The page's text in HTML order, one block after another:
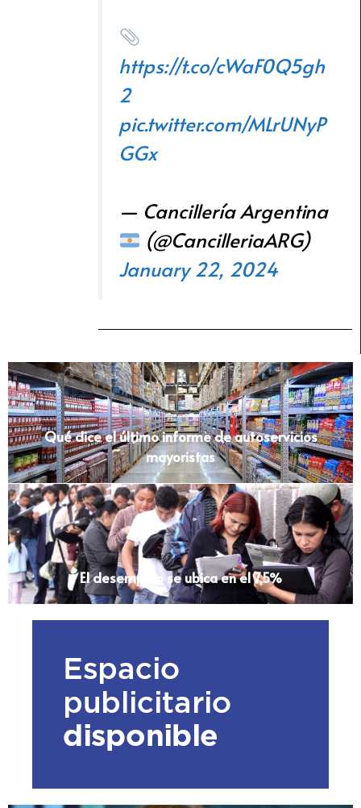
https://t.co/cWaF0Q5gh
2
pic.twitter.com/MLrUNyP
GGx
— Cancillería Argentina
(@CancilleriaARG)
January 22, 2024
Qué dice el último informe de autoservicios
mayoristas
El desempleo se ubica en el 7,5%